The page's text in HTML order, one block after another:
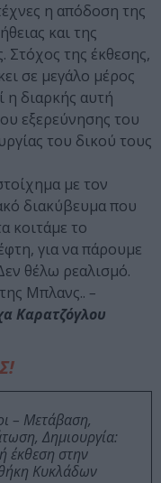
η απόδοση της
και της
Στόχος της έκθεσης,
σε μεγάλο μέρος
η διαρκής αυτή
εξερεύνησης του
του δικού τους
με τον
διακύβευμα που
κοιτάμε το
για να πάρουμε
θέλω ρεαλισμό.
Μπλανς.. –
Καρατζόγλου
– Μετάβαση,
Δημιουργία:
έκθεση στην
Κυκλάδων